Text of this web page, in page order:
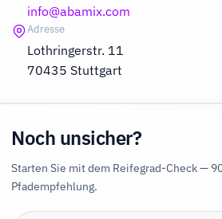
info@abamix.com
Adresse
Lothringerstr. 11
70435 Stuttgart
Noch unsicher?
Starten Sie mit dem Reifegrad-Check —
Pfadempfehlung.